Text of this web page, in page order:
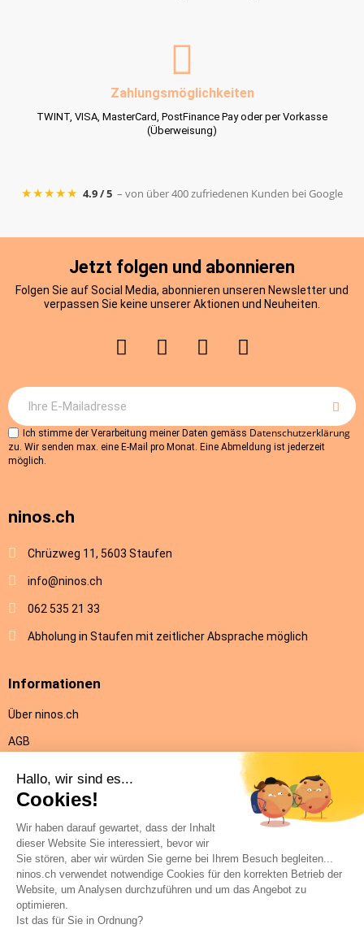
Zahlungsmöglichkeiten
TWINT, VISA, MasterCard, PostFinance Pay oder per Vorkasse
(Überweisung)
★★★★★ 4.9 / 5 – von über 400 zufriedenen Kunden bei Google
Jetzt folgen und abonnieren
Folgen Sie auf Social Media, abonnieren unseren Newsletter und
verpassen Sie keine unserer Aktionen und Neuheiten.
Ich stimme der Verarbeitung meiner Daten gemäss Datenschutzerklärung
zu. Wir senden max. eine E-Mail pro Monat. Eine Abmeldung ist jederzeit
möglich.
ninos.ch
Chrüzweg 11, 5603 Staufen
info@ninos.ch
062 535 21 33
Abholung in Staufen mit zeitlicher Absprache möglich
Informationen
Über ninos.ch
AGB
Rückgabe
Datenschutz
Impressum
Hilfe